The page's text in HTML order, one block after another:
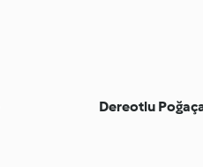
Dereotlu